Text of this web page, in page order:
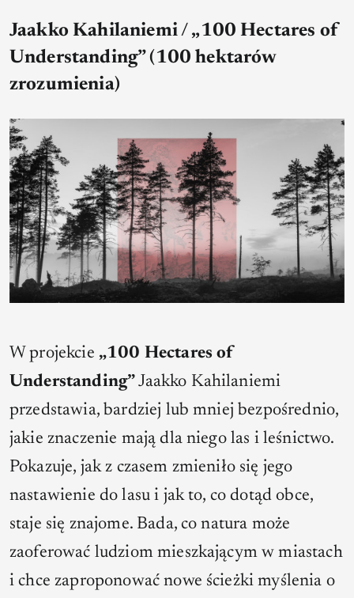
Jaakko Kahilaniemi / „100 Hectares of
Understanding” (100 hektarów
zrozumienia)
W projekcie „100 Hectares of
Understanding”Jaakko Kahilaniemi
przedstawia, bardziej lub mniej bezpośrednio,
jakie znaczenie mają dla niego las i leśnictwo.
Pokazuje, jak z czasem zmieniło się jego
nastawienie do lasu i jak to, co dotąd obce,
staje się znajome. Bada, co natura może
zaoferować ludziom mieszkającym w miastach
i chce zaproponować nowe ścieżki myślenia o